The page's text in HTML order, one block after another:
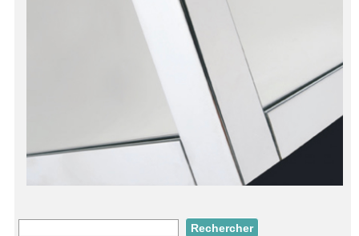
CATALOGUE DE PROFILS ET FIXATION DU
LES FIXATIONS POUR MIROIR
LES PROFILS PAROI DE VERRE
VITRINE EN VERRE
CONNECTEURS ET ASSEMBLAGE DE VERRES
PLATS ET CORNIÈRES